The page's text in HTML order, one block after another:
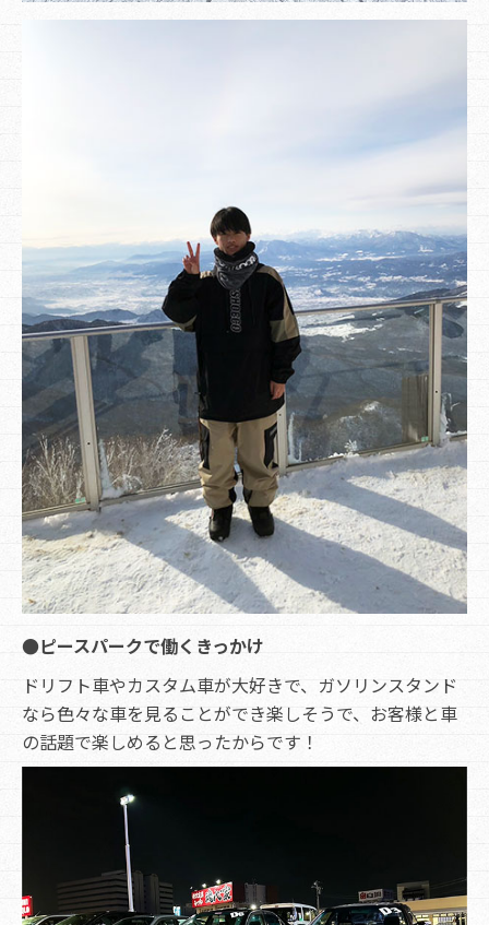
●ピースパークで働くきっかけ
ドリフト車やカスタム車が大好きで、ガソリンスタンド
なら色々な車を見ることができ楽しそうで、お客様と車
の話題で楽しめると思ったからです！